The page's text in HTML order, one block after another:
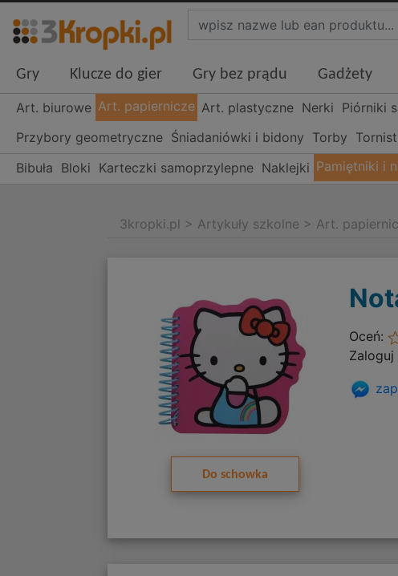
Gry Klucze do gier Gry bez prądu Gadżety
Art. biurowe Art. papiernicze Art. plastyczne Nerki Piórniki
Przybory geometryczne Śniadaniówki i bidony Torby
Bibuła Bloki Karteczki samoprzylepne Naklejki Pamiętniki i
3kropki.pl > Artykuły szkolne > Art.
Do schowka
Oceń: